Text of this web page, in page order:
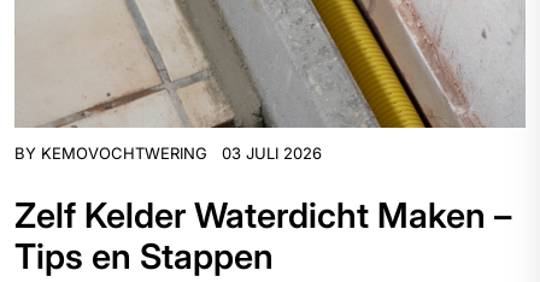
BY KEMOVOCHTWERING 03 JULI 2026
Zelf Kelder Waterdicht Maken –
Tips en Stappen